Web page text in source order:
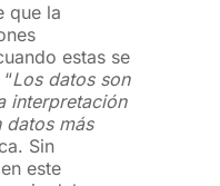
que la
estas se
Los datos son
interpretación
datos más
Sin
este